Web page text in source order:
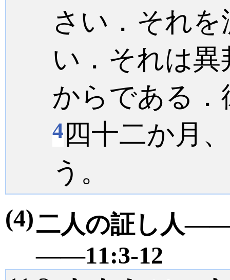
さい．それ
い．それは
からである．
4 四十二か月
う。
(4)二人の証し人
――11:3-12